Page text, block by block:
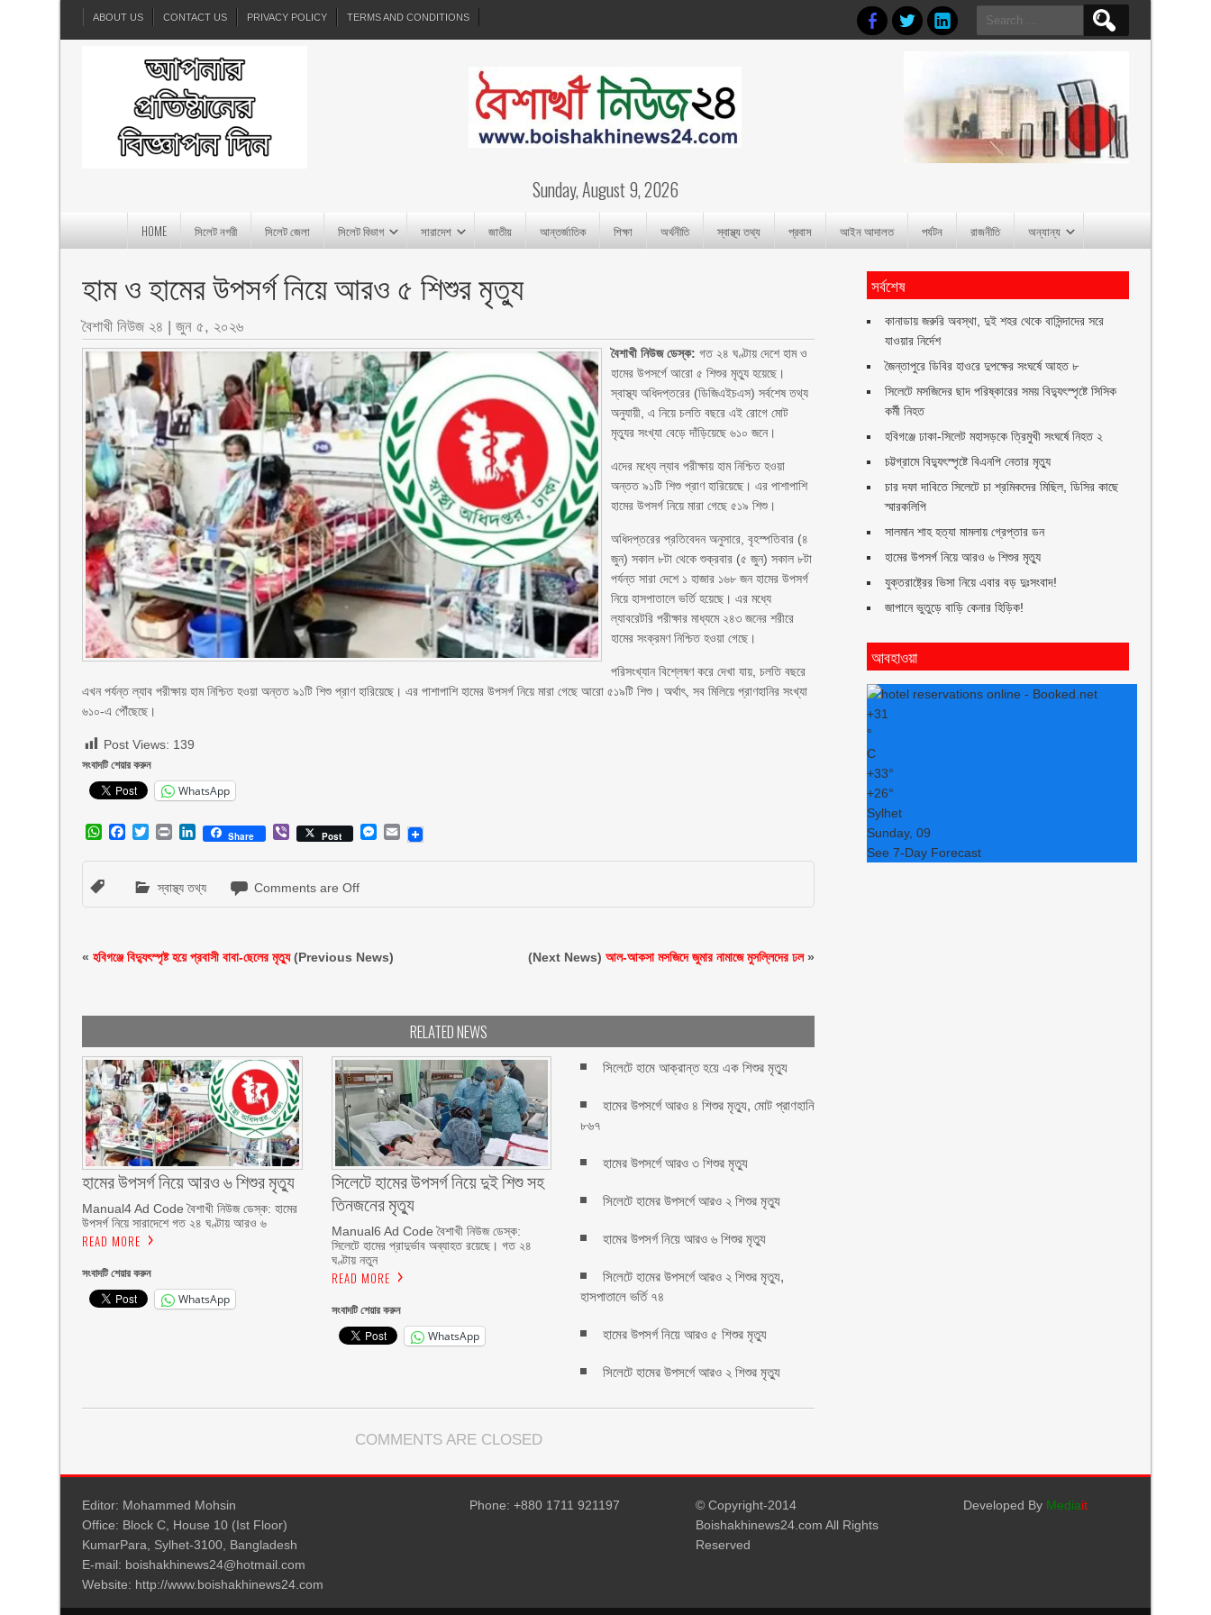
ABOUT US CONTACT US PRIVACY POLICY TERMS AND CONDITIONS
Search
for:
Sunday, August 9, 2026
HOME সিলেট নগরী সিলেট জেলা সিলেট বিভাগ সারাদেশ জাতীয় আন্তর্জাতিক শিক্ষা অর্থনীতি স্বাস্থ্য তথ্য প্রবাস আইন আদালত পর্যটন রাজনীতি অন্যান্য
হাম ও হামের উপসর্গ নিয়ে আরও ৫ শিশুর মৃত্যু
বৈশাখী নিউজ ২৪ |জুন ৫, ২০২৬
বৈশাখী নিউজ ডেস্ক: গত ২৪ ঘণ্টায় দেশে হাম ও
হামের উপসর্গে আরো ৫ শিশুর মৃত্যু হয়েছে।
স্বাস্থ্য অধিদপ্তরের (ডিজিএইচএস) সর্বশেষ তথ্য
অনুযায়ী, এ নিয়ে চলতি বছরে এই রোগে মোট
মৃত্যুর সংখ্যা বেড়ে দাঁড়িয়েছে ৬১০ জনে।
এদের মধ্যে ল্যাব পরীক্ষায় হাম নিশ্চিত হওয়া
অন্তত ৯১টি শিশু প্রাণ হারিয়েছে। এর পাশাপাশি
হামের উপসর্গ নিয়ে মারা গেছে ৫১৯ শিশু।
অধিদপ্তরের প্রতিবেদন অনুসারে, বৃহস্পতিবার (৪
জুন) সকাল ৮টা থেকে শুক্রবার (৫ জুন) সকাল ৮টা
পর্যন্ত সারা দেশে ১ হাজার ১৬৮ জন হামের উপসর্গ
নিয়ে হাসপাতালে ভর্তি হয়েছে। এর মধ্যে
ল্যাবরেটরি পরীক্ষার মাধ্যমে ২৪৩ জনের শরীরে
হামের সংক্রমণ নিশ্চিত হওয়া গেছে।
পরিসংখ্যান বিশ্লেষণ করে দেখা যায়, চলতি বছরে
এখন পর্যন্ত ল্যাব পরীক্ষায় হাম নিশ্চিত হওয়া অন্তত ৯১টি শিশু প্রাণ হারিয়েছে। এর পাশাপাশি হামের উপসর্গ নিয়ে মারা গেছে আরো ৫১৯টি শিশু। অর্থাৎ, সব মিলিয়ে প্রাণহানির সংখ্যা
৬১০-এ পৌঁছেছে।
Post Views: 139
সংবাদটি শেয়ার করুন
WhatsApp
WhatsApp
Facebook
Twitter
Print LinkedIn
Share ViberPost Messenger
Email
স্বাস্থ্য তথ্য Comments are Off
«হবিগঞ্জে বিদ্যুৎস্পৃষ্ট হয়ে প্রবাসী বাবা-ছেলের মৃত্যু(Previous News) (Next News)আল-আকসা মসজিদে জুমার নামাজে মুসল্লিদের ঢল»
RELATED NEWS
হামের উপসর্গ নিয়ে আরও ৬ শিশুর মৃত্যু
Manual4 Ad Code বৈশাখী নিউজ ডেস্ক: হামের
উপসর্গ নিয়ে সারাদেশে গত ২৪ ঘণ্টায় আরও ৬
READ MORE
সংবাদটি শেয়ার করুন
WhatsApp
সিলেটে হামের উপসর্গ নিয়ে দুই শিশু সহ
তিনজনের মৃত্যু
Manual6 Ad Code বৈশাখী নিউজ ডেস্ক:
সিলেটে হামের প্রাদুর্ভাব অব্যাহত রয়েছে। গত ২৪
ঘণ্টায় নতুন
READ MORE
সংবাদটি শেয়ার করুন
WhatsApp
সিলেটে হামে আক্রান্ত হয়ে এক শিশুর মৃত্যু
হামের উপসর্গে আরও ৪ শিশুর মৃত্যু, মোট প্রাণহানি
৮৬৭
হামের উপসর্গে আরও ৩ শিশুর মৃত্যু
সিলেটে হামের উপসর্গে আরও ২ শিশুর মৃত্যু
হামের উপসর্গ নিয়ে আরও ৬ শিশুর মৃত্যু
সিলেটে হামের উপসর্গে আরও ২ শিশুর মৃত্যু,
হাসপাতালে ভর্তি ৭৪
হামের উপসর্গ নিয়ে আরও ৫ শিশুর মৃত্যু
সিলেটে হামের উপসর্গে আরও ২ শিশুর মৃত্যু
COMMENTS ARE CLOSED
সর্বশেষ
কানাডায় জরুরি অবস্থা, দুই শহর থেকে বাসিন্দাদের সরে
যাওয়ার নির্দেশ
জৈন্তাপুরে ডিবির হাওরে দুপক্ষের সংঘর্ষে আহত ৮
সিলেটে মসজিদের ছাদ পরিষ্কারের সময় বিদ্যুৎস্পৃষ্টে সিসিক
কর্মী নিহত
হবিগঞ্জে ঢাকা-সিলেট মহাসড়কে ত্রিমুখী সংঘর্ষে নিহত ২
চট্টগ্রামে বিদ্যুৎস্পৃষ্টে বিএনপি নেতার মৃত্যু
চার দফা দাবিতে সিলেটে চা শ্রমিকদের মিছিল, ডিসির কাছে
স্মারকলিপি
সালমান শাহ হত্যা মামলায় গ্রেপ্তার ডন
হামের উপসর্গ নিয়ে আরও ৬ শিশুর মৃত্যু
যুক্তরাষ্ট্রের ভিসা নিয়ে এবার বড় দুঃসংবাদ!
জাপানে ভুতুড়ে বাড়ি কেনার হিড়িক!
আবহাওয়া
+31
°
C
+33°
+26°
Sylhet
Sunday, 09
See 7-Day Forecast
Editor: Mohammed Mohsin
Office: Block C, House 10 (Ist Floor)
KumarPara, Sylhet-3100, Bangladesh
E-mail: boishakhinews24@hotmail.com
Website: http://www.boishakhinews24.com
Phone: +880 1711 921197
© Copyright-2014
Boishakhinews24.com All Rights
Reserved
Developed By Mediait